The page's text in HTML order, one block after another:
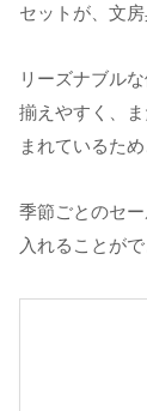
セットが、文
リーズナブル
揃えやすく、
まれているた
季節ごとのセ
入れることがで